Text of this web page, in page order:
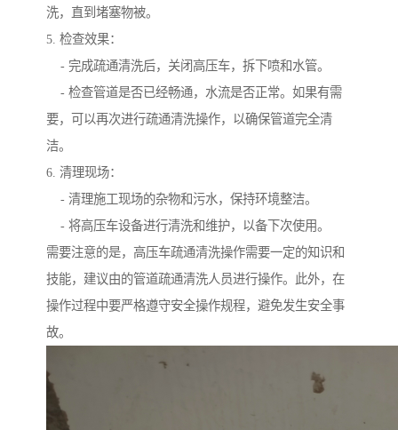
洗，直到堵塞物被。
5. 检查效果：
- 完成疏通清洗后，关闭高压车，拆下喷和水管。
- 检查管道是否已经畅通，水流是否正常。如果有需
要，可以再次进行疏通清洗操作，以确保管道完全清
洁。
6. 清理现场：
- 清理施工现场的杂物和污水，保持环境整洁。
- 将高压车设备进行清洗和维护，以备下次使用。
需要注意的是，高压车疏通清洗操作需要一定的知识和
技能，建议由的管道疏通清洗人员进行操作。此外，在
操作过程中要严格遵守安全操作规程，避免发生安全事
故。